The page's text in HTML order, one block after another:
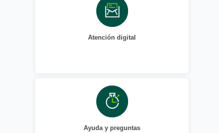
Atención digital
Ayuda y preguntas